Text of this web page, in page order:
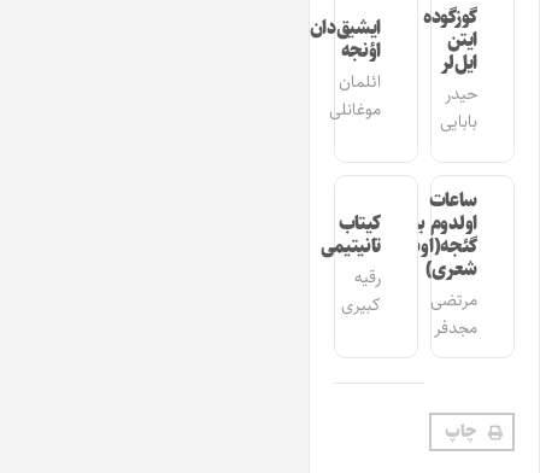
گوزگوده
ایتن
ایل‌لر
حیدر
بابایی
ایشیق‌دان
اؤنجه
ائلمان
موغانلی
ساعات
اولدوم بیر
گئجه(اوشاق
شعری)
مرتضی
مجدفر
کیتاب
تانیتیمی
رقیه
کبیری
چاپ